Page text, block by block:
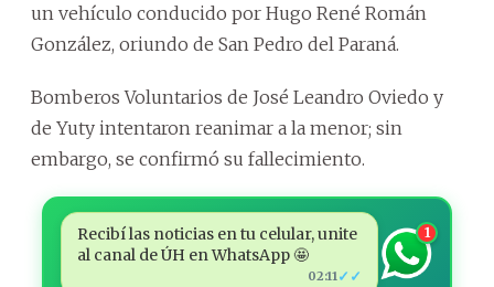
un vehículo conducido por Hugo René Román
González, oriundo de San Pedro del Paraná.
Bomberos Voluntarios de José Leandro Oviedo y
de Yuty intentaron reanimar a la menor; sin
embargo, se confirmó su fallecimiento.
Recibí las noticias en tu celular, unite
al canal de ÚH en WhatsApp 🤩
02:11 ✓✓
1